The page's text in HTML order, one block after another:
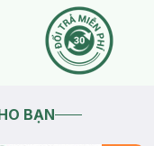
BẠN